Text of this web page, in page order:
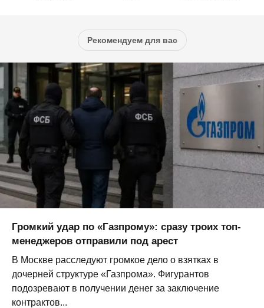
Рекомендуем для вас
Громкий удар по «Газпрому»: сразу троих топ-
менеджеров отправили под арест
В Москве расследуют громкое дело о взятках в
дочерней структуре «Газпрома». Фигурантов
подозревают в получении денег за заключение
контрактов...